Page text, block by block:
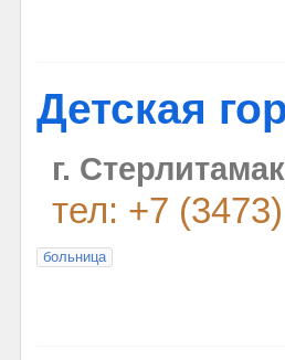
Детская
г.
тел: +7
больница